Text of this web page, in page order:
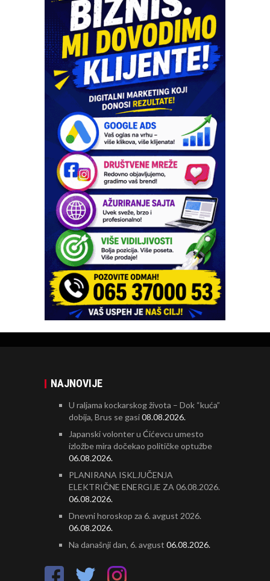
NAJNOVIJE
U raljama kockarskog života – Dok “kuća”
dobija, Brus se gasi08.08.2026.
Japanski volonter u Ćićevcu umesto
izložbe mira dočekao političke optužbe
06.08.2026.
PLANIRANA ISKLJUČENJA
ELEKTRIČNE ENERGIJE ZA 06.08.2026.
06.08.2026.
Dnevni horoskop za 6. avgust 2026.
06.08.2026.
Na današnji dan, 6. avgust 06.08.2026.